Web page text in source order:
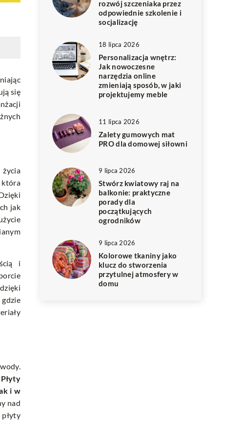
się
jak
i
Płyty
i w
nad
rozwój szczeniaka przez
odpowiednie szkolenie i
socjalizację
18 lipca 2026
Personalizacja wnętrz:
Jak nowoczesne
narzędzia online
zmieniają sposób, w jaki
projektujemy meble
11 lipca 2026
Zalety gumowych mat
PRO dla domowej siłowni
9 lipca 2026
Stwórz kwiatowy raj na
balkonie: praktyczne
porady dla
początkujących
ogrodników
9 lipca 2026
Kolorowe tkaniny jako
klucz do stworzenia
przytulnej atmosfery w
domu